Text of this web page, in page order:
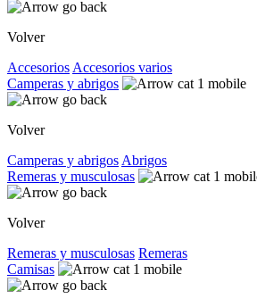
Volver
Accesorios Accesorios varios
Camperas y abrigos
Volver
Camperas y abrigos Abrigos
Remeras y musculosas
Volver
Remeras y musculosas Remeras
Camisas